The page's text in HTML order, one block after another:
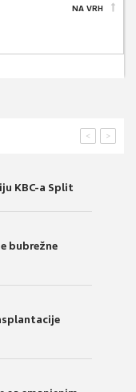
NA VRH
>
<
KBC-a Split
bubrežne